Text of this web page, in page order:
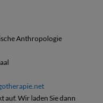
Anthropologie
auf. Wir laden Sie dann